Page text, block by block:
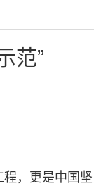
范”
，更是中国